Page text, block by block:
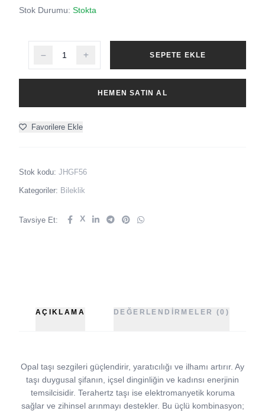
Stok Durumu: Stokta
SEPETE EKLE
HEMEN SATIN AL
Favorilere Ekle
Stok kodu: JHGF56
Kategoriler: Bileklik
Tavsiye Et: X
AÇIKLAMA DEĞERLENDIRMELER (0)
Opal taşı sezgileri güçlendirir, yaratıcılığı ve ilhamı artırır. Ay
taşı duygusal şifanın, içsel dinginliğin ve kadınsı enerjinin
temsilcisidir. Terahertz taşı ise elektromanyetik koruma
sağlar ve zihinsel arınmayı destekler. Bu üçlü kombinasyon;